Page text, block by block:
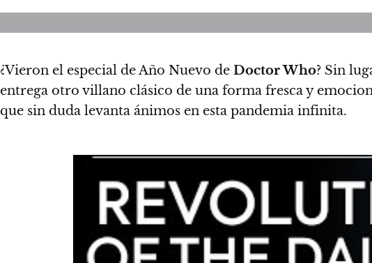
¿Vieron el especial de Año Nuevo de Doctor Who? Sin
entrega otro villano clásico de una forma fresca y
que sin duda levanta ánimos en esta pandemia infinita.